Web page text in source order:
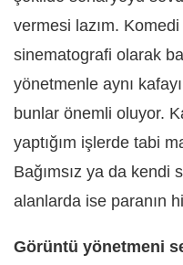
vermesi lazım.
sinematografi olarak
yönetmenle aynı
bunlar önemli oluyor.
yaptığım işlerde tabi
Bağımsız ya da kendi
alanlarda ise paranın
Görüntü yönetmeni